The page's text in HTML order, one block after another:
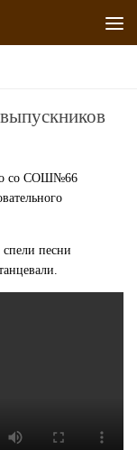
со СОШ№66
песни